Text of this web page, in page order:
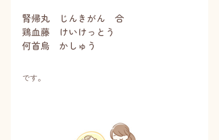
腎帰丸 じんきがん 合
鶏血藤 けいけっとう
何首烏 かしゅう
です。